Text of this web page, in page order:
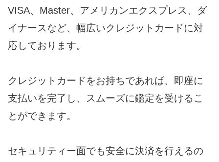
VISA、Master、アメリカンエクスプレス、ダ
イナースなど、幅広いクレジットカードに対
応しております。
クレジットカードをお持ちであれば、即座に
支払いを完了し、スムーズに鑑定を受けるこ
とができます。
セキュリティー面でも安全に決済を行えるの